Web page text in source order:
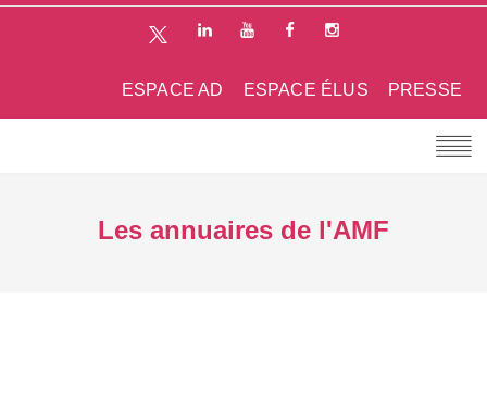
PRESSE
ESPACE ÉLUS
ESPACE AD
Les annuaires de l'AMF